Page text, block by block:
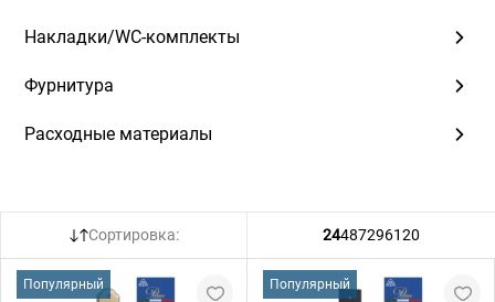
Накладки/WC-комплекты
Фурнитура
Расходные материалы
Сортировка: 24487296120
Популярный Популярный